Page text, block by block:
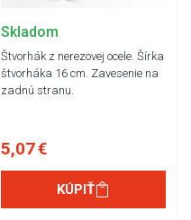
Skladom
Štvorhák z nerezovej ocele. Šírka
štvorháka 16 cm. Zavesenie na
zadnú stranu.
5,07 €
KÚPIŤ